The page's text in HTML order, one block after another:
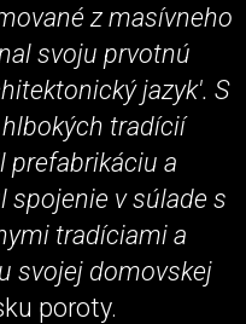
z masívneho
svoju prvotnú
jazyk'. S
tradícií
prefabrikáciu a
spojenie v súlade s
tradíciami a
svojej domovskej
poroty.